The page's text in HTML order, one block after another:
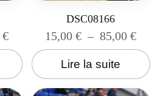
€
DSC08166
15,00€ – 85,00€
Lire la suite